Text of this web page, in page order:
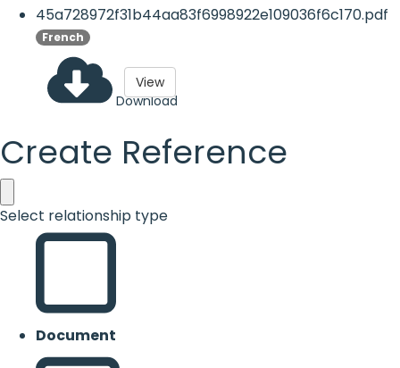
45a728972f31b44aa83f6998922e109036f6c170.pdf
French
Download
View
Create Reference
Select relationship type
Document